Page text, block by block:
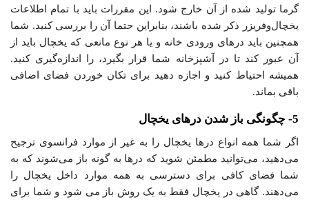
گرما تولید شده از آن خارج شود. این مقررات باید با تمام اطلاعات
یخچال‌و‌فریزر ذکر شده باشند، بنابراین حتما آن را بررسی کنید. شما
همچنین باید درهای ورودی خانه و یا هر نوع مانعی که یخچال باید از
آن عبور کند تا در آشپزخانه شما قرار بگیرد، را اندازه‌گیری کنید.
همیشه احتیاط کنید و اجازه دهید برای تکان خوردن فضای اضافی
باقی بماند.
5- چگونگی باز شدن درهای یخچال
اگر شما همه انواع درها یخچال را به غیر از موارد فرانسوی ترجیح
می‌دهید، می‌توانید مطمئن شوید که درها به گونه باز می‌شوند که به
شما فضای کافی برای دسترسی به همه موارد داخل یخچال را
می‌دهند. گاهی در یخچال فقط به یک روش باز می شود و شما برای